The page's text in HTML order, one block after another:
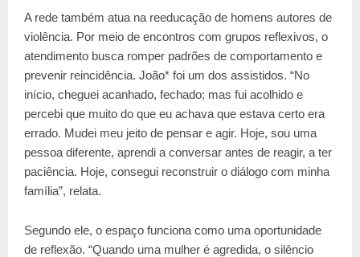
A rede também atua na reeducação de homens autores de
violência. Por meio de encontros com grupos reflexivos, o
atendimento busca romper padrões de comportamento e
prevenir reincidência. João* foi um dos assistidos. “No
início, cheguei acanhado, fechado; mas fui acolhido e
percebi que muito do que eu achava que estava certo era
errado. Mudei meu jeito de pensar e agir. Hoje, sou uma
pessoa diferente, aprendi a conversar antes de reagir, a ter
paciência. Hoje, consegui reconstruir o diálogo com minha
família”, relata.
Segundo ele, o espaço funciona como uma oportunidade
de reflexão. “Quando uma mulher é agredida, o silêncio